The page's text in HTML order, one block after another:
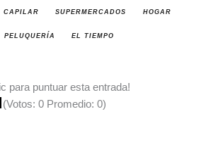
CAPILAR SUPERMERCADOS HOGAR
PELUQUERÍA EL TIEMPO
para puntuar esta entrada!
(Votos: 0 Promedio: 0)